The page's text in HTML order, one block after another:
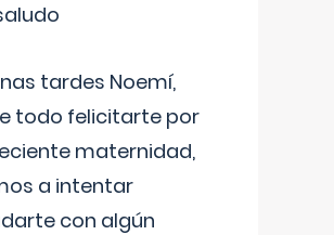
tardes Noemí,
todo felicitarte por
maternidad,
a intentar
con algún